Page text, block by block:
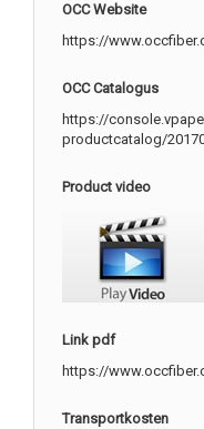
OCC Website
https://
OCC Catalogus
https://
productcatalog/
Product video
Link pdf
https://
Transportkosten